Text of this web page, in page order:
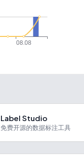
Label Studio
免费开源的数据标注工具